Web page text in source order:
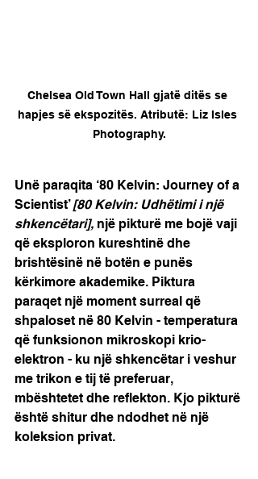
Chelsea Old Town Hall gjatë ditës se
hapjes së ekspozitës. Atributë: Liz Isles
Photography.
Unë paraqita ‘80 Kelvin: Journey of a
Scientist’ [80 Kelvin: Udhëtimi i një
shkencëtari], një pikturë me bojë vaji
që eksploron kureshtinë dhe
brishtësinë në botën e punës
kërkimore akademike. Piktura
paraqet një moment surreal që
shpaloset në 80 Kelvin - temperatura
që funksionon mikroskopi krio-
elektron - ku një shkencëtar i veshur
me trikon e tij të preferuar,
mbështetet dhe reflekton. Kjo pikturë
është shitur dhe ndodhet në një
koleksion privat.